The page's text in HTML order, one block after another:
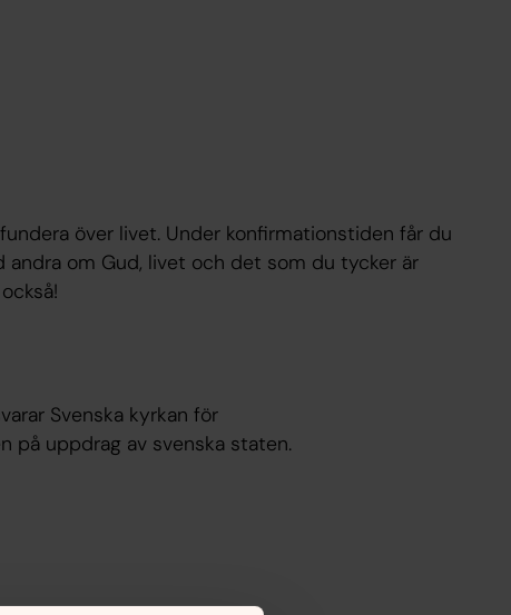
över livet. Under konfirmationstiden får du
andra om Gud, livet och det som du tycker är
Svenska kyrkan för
på uppdrag av svenska staten.